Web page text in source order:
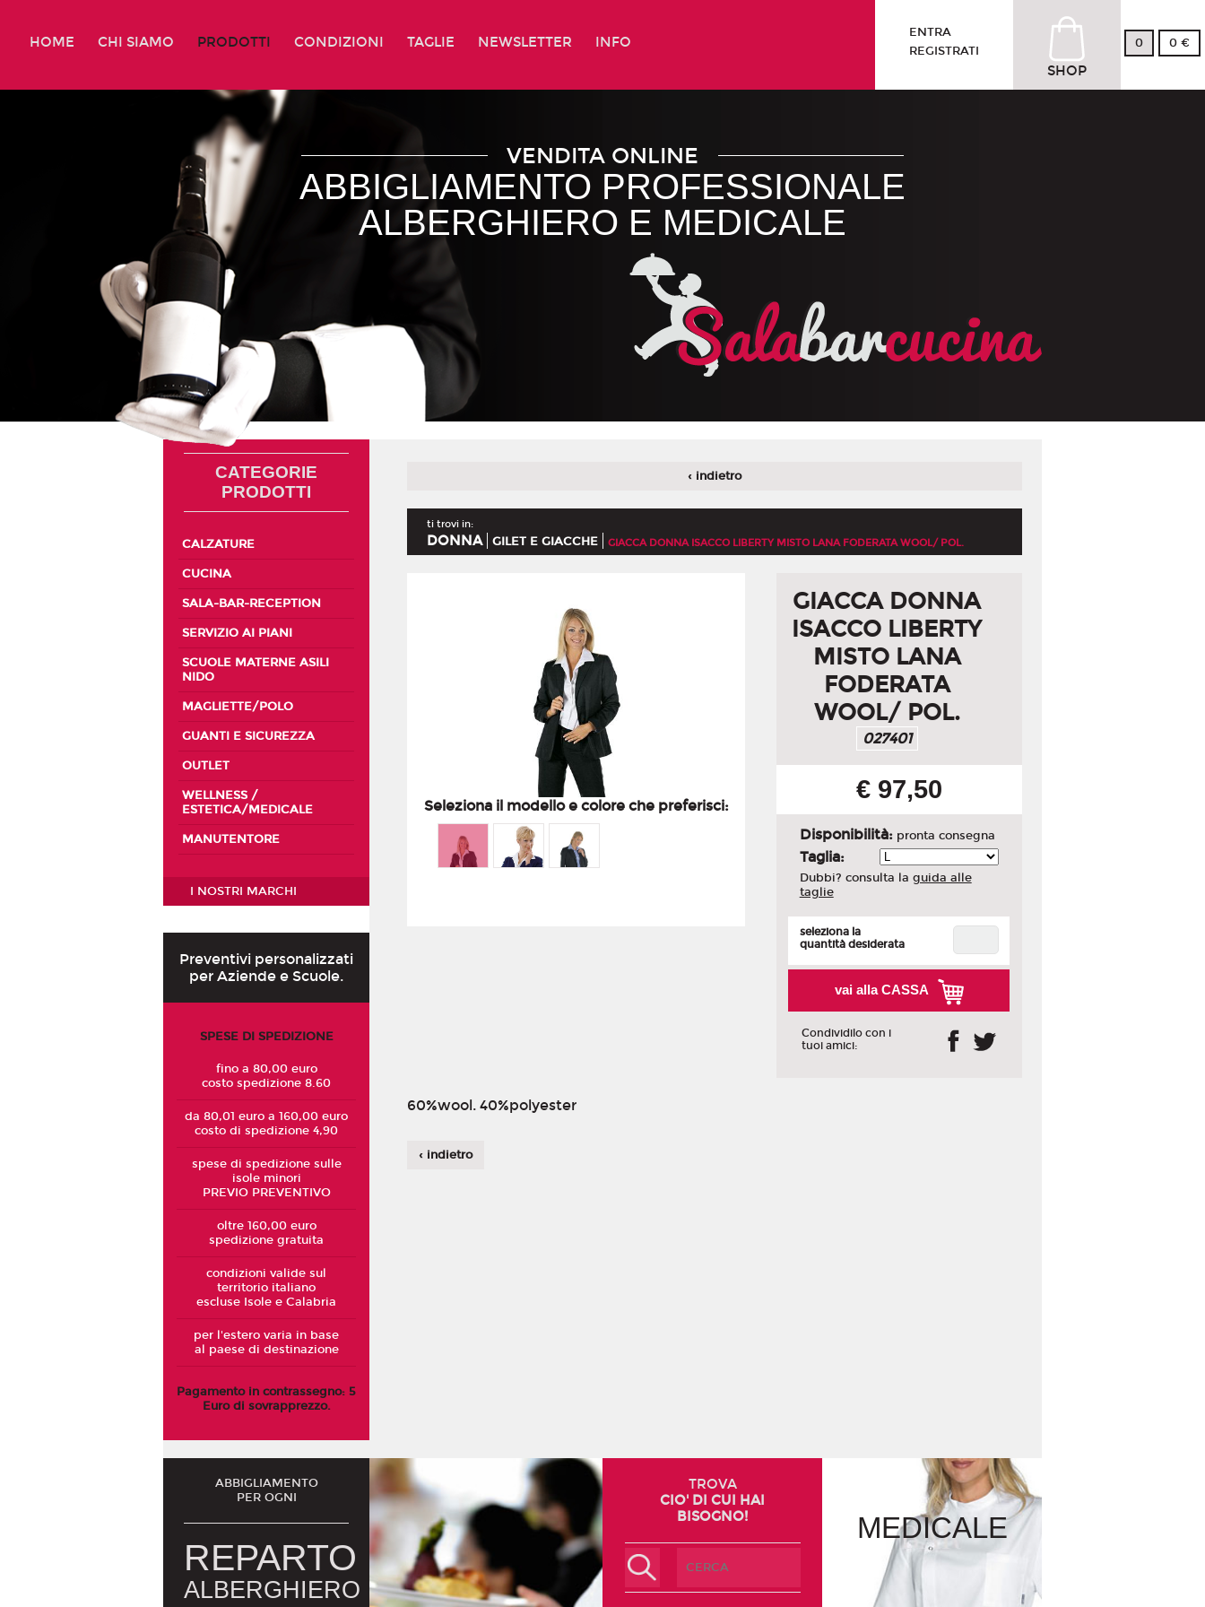
HOME CHI SIAMO PRODOTTI CONDIZIONI TAGLIE NEWSLETTER
INFO
SHOP
0 0 €
ENTRA
REGISTRATI
VENDITA ONLINE
ABBIGLIAMENTO PROFESSIONALE
ALBERGHIERO E MEDICALE
CATEGORIE
PRODOTTI
CALZATURE
CUCINA
SALA-BAR-RECEPTION
SERVIZIO AI PIANI
SCUOLE MATERNE ASILI
NIDO
MAGLIETTE/POLO
GUANTI E SICUREZZA
OUTLET
WELLNESS /
ESTETICA/MEDICALE
MANUTENTORE
I NOSTRI MARCHI
Preventivi personalizzati
per Aziende e Scuole.
SPESE DI SPEDIZIONE
fino a 80,00 euro
costo spedizione 8.60
da 80,01 euro a 160,00 euro
costo di spedizione 4,90
spese di spedizione sulle
isole minori
PREVIO PREVENTIVO
oltre 160,00 euro
spedizione gratuita
condizioni valide sul
territorio italiano
escluse Isole e Calabria
per l'estero varia in base
al paese di destinazione
Pagamento in contrassegno: 5
Euro di sovrapprezzo.
‹ indietro
ti trovi in:
DONNA GILET E GIACCHE GIACCA DONNA ISACCO LIBERTY MISTO LANA FODERATA WOOL/ POL.
Seleziona il modello e colore che preferisci:
GIACCA DONNA
ISACCO LIBERTY
MISTO LANA
FODERATA
WOOL/ POL.
027401
€ 97,50
Disponibilità:pronta consegna
Taglia:
Dubbi? consulta la guida alle
taglie
seleziona la
quantità desiderata
vai alla CASSA
Condividilo con i
tuoi amici:
60%wool. 40%polyester
‹ indietro
ABBIGLIAMENTO
PER OGNI
REPARTO
ALBERGHIERO
TROVA
CIO' DI CUI HAI
BISOGNO!
MEDICALE